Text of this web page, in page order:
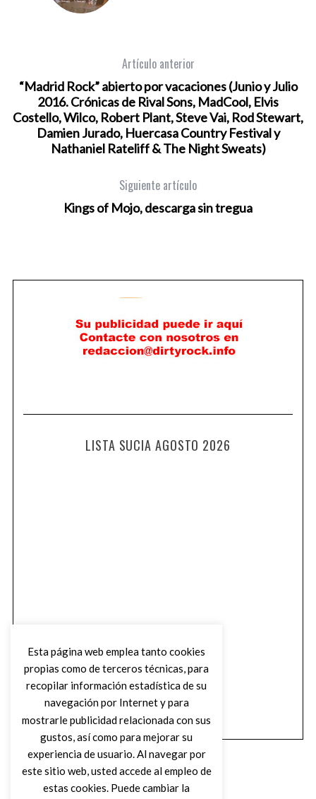
Artículo anterior
“Madrid Rock” abierto por vacaciones (Junio y Julio
2016. Crónicas de Rival Sons, MadCool, Elvis
Costello, Wilco, Robert Plant, Steve Vai, Rod Stewart,
Damien Jurado, Huercasa Country Festival y
Nathaniel Rateliff & The Night Sweats)
Siguiente artículo
Kings of Mojo, descarga sin tregua
LISTA SUCIA AGOSTO 2026
Esta página web emplea tanto cookies
propias como de terceros técnicas, para
recopilar información estadística de su
navegación por Internet y para
mostrarle publicidad relacionada con sus
gustos, así como para mejorar su
experiencia de usuario. Al navegar por
este sitio web, usted accede al empleo de
estas cookies. Puede cambiar la